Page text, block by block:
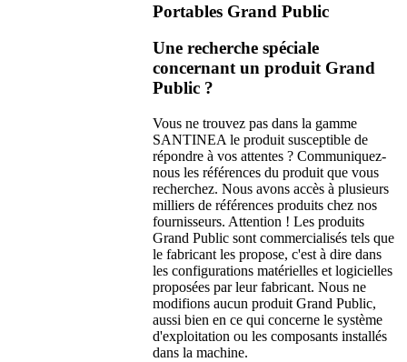
Portables Grand Public
Une recherche spéciale
concernant un produit Grand
Public ?
Vous ne trouvez pas dans la gamme
SANTINEA le produit susceptible de
répondre à vos attentes ? Communiquez-
nous les références du produit que vous
recherchez. Nous avons accès à plusieurs
milliers de références produits chez nos
fournisseurs. Attention ! Les produits
Grand Public sont commercialisés tels que
le fabricant les propose, c'est à dire dans
les configurations matérielles et logicielles
proposées par leur fabricant. Nous ne
modifions aucun produit Grand Public,
aussi bien en ce qui concerne le système
d'exploitation ou les composants installés
dans la machine.